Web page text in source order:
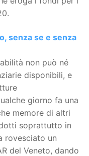
senza se e senza
non può né
disponibili, e
giorno fa una
memore di altri
soprattutto in
rovesciato un
del Veneto, dando